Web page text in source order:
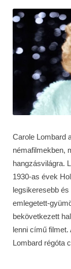
Carole Lombard
némafilmekben,
hangzásvilágra.
1930-as évek
legsikeresebb
emlegetett-
bekövetkezett
lenni című
Lombard régóta